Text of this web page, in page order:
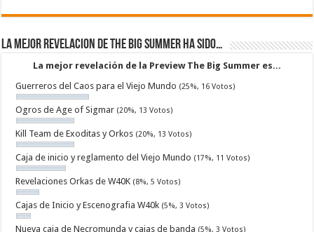
La mejor revelacion de The Big Summer ha sido…
La mejor revelación de la Preview The Big Summer es...
Guerreros del Caos para el Viejo Mundo (25%, 16 Votos)
Ogros de Age of Sigmar (20%, 13 Votos)
Kill Team de Exoditas y Orkos (20%, 13 Votos)
Caja de inicio y reglamento del Viejo Mundo (17%, 11 Votos)
Revelaciones Orkas de W40K (8%, 5 Votos)
Cajas de Inicio y Escenografia W40k (5%, 3 Votos)
Nueva caja de Necromunda y cajas de banda (5%, 3 Votos)